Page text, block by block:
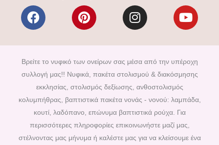
F
a
e
b
o
o
k
P
i
t
e
r
e
s
t
I
n
t
a
g
r
a
m
Y
o
t
u
b
Βρείτε το νυφικό των ονείρων σας μέσα από την υπέροχη
συλλογή μας!! Νυφικά, πακέτα στολισμού & διακόσμησης
εκκλησίας, στολισμός δεξίωσης, ανθοστολισμός
κολυμπήθρας, βαπτιστικά πακέτα νονάς - νονού: λαμπάδα,
κουτί, λαδόπανο, επώνυμα βαπτιστικά ρούχα. Για
περισσότερες πληροφορίες επικοινωνήστε μαζί μας,
στέλνοντας μας μήνυμα ή καλέστε μας για να κλείσουμε ένα